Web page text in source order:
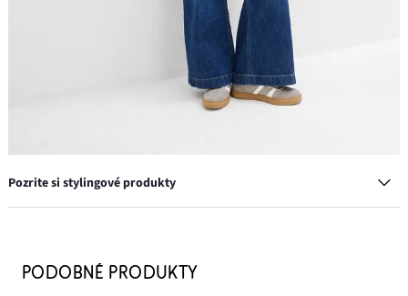
Pozrite si stylingové produkty
8,99 €
PODOBNÉ PRODUKTY